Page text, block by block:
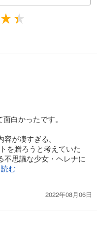
白かったです。
が凄すぎる。
を贈ろうと考えていた
不思議な少女・ヘレナに
む
2022年08月06日